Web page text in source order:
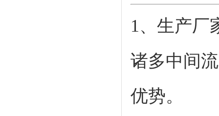
1、生产厂
诸多中间
优势。